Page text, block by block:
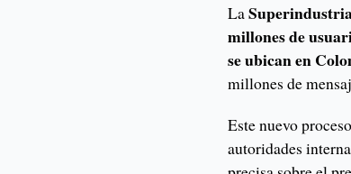
La
millones de
se ubican en
millones de
Este nuevo
autoridades